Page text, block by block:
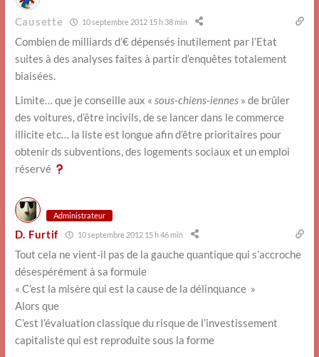
Causette 10 septembre 2012 15 h 38 min
Combien de milliards d’€ dépensés inutilement par l’Etat
suites à des analyses faites à partir d’enquêtes totalement
biaisées.
Limite… que je conseille aux « sous-chiens-iennes» de brûler
des voitures, d’être incivils, de se lancer dans le commerce
illicite etc… la liste est longue afin d’être prioritaires pour
obtenir ds subventions, des logements sociaux et un emploi
réservé
Administrateur
D. Furtif 10 septembre 2012 15 h 46 min
Tout cela ne vient-il pas de la gauche quantique qui s’accroche
désespérément à sa formule
« C’est la misère qui est la cause de la délinquance »
Alors que
C’est l’évaluation classique du risque de l’investissement
capitaliste qui est reproduite sous la forme